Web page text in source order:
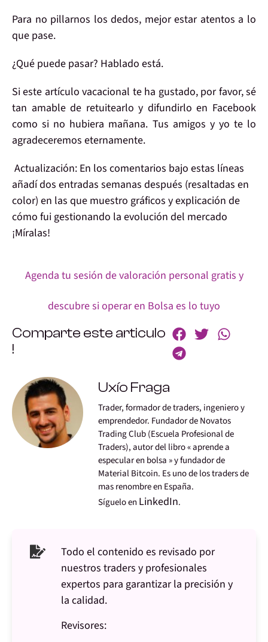
Para no pillarnos los dedos, mejor estar atentos a lo
que pase.
¿Qué puede pasar? Hablado está.
Si este artículo vacacional te ha gustado, por favor, sé
tan amable de retuitearlo y difundirlo en Facebook
como si no hubiera mañana. Tus amigos y yo te lo
agradeceremos eternamente.
Actualización: En los comentarios bajo estas líneas
añadí dos entradas semanas después (resaltadas en
color) en las que muestro gráficos y explicación de
cómo fui gestionando la evolución del mercado
¡Míralas!
Agenda tu sesión de valoración personal gratis y
descubre si operar en Bolsa es lo tuyo
Comparte este articulo
!
Uxío Fraga
Trader, formador de traders, ingeniero y
emprendedor. Fundador de Novatos
Trading Club (Escuela Profesional de
Traders), autor del libro « aprende a
especular en bolsa » y fundador de
Material Bitcoin. Es uno de los traders de
mas renombre en España.
Síguelo en LinkedIn.
Todo el contenido es revisado por
nuestros traders y profesionales
expertos para garantizar la precisión y
la calidad.
Revisores: